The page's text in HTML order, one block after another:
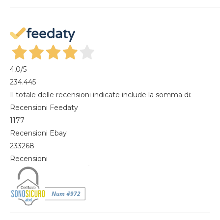
Magazine
4,0/5
234.445
Il totale delle recensioni indicate include la somma di:
Recensioni Feedaty
1177
Recensioni Ebay
233268
Recensioni